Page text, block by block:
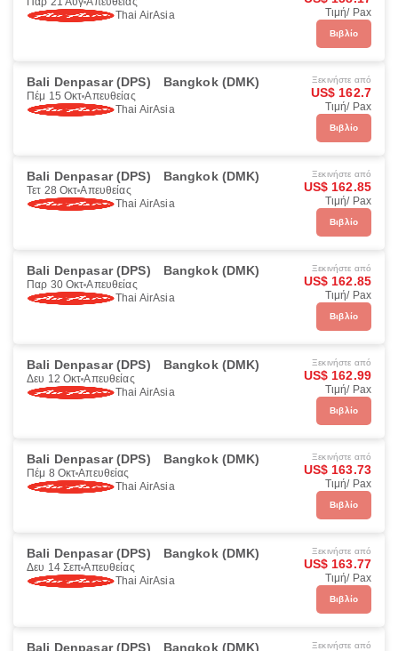
Thai AirAsia
Τιμή/ Pax
Βιβλίο
Bali Denpasar (DPS) Bangkok (DMK)
Πέμ 15 Οκτ Απευθείας
Thai AirAsia
Ξεκινήστε από
US$ 162.7
Τιμή/ Pax
Βιβλίο
Bali Denpasar (DPS) Bangkok (DMK)
Τετ 28 Οκτ Απευθείας
Thai AirAsia
Ξεκινήστε από
US$ 162.85
Τιμή/ Pax
Βιβλίο
Bali Denpasar (DPS) Bangkok (DMK)
Παρ 30 Οκτ Απευθείας
Thai AirAsia
Ξεκινήστε από
US$ 162.85
Τιμή/ Pax
Βιβλίο
Bali Denpasar (DPS) Bangkok (DMK)
Δευ 12 Οκτ Απευθείας
Thai AirAsia
Ξεκινήστε από
US$ 162.99
Τιμή/ Pax
Βιβλίο
Bali Denpasar (DPS) Bangkok (DMK)
Πέμ 8 Οκτ Απευθείας
Thai AirAsia
Ξεκινήστε από
US$ 163.73
Τιμή/ Pax
Βιβλίο
Bali Denpasar (DPS) Bangkok (DMK)
Δευ 14 Σεπ Απευθείας
Thai AirAsia
Ξεκινήστε από
US$ 163.77
Τιμή/ Pax
Βιβλίο
Bali Denpasar (DPS) Bangkok (DMK) Ξεκινήστε από